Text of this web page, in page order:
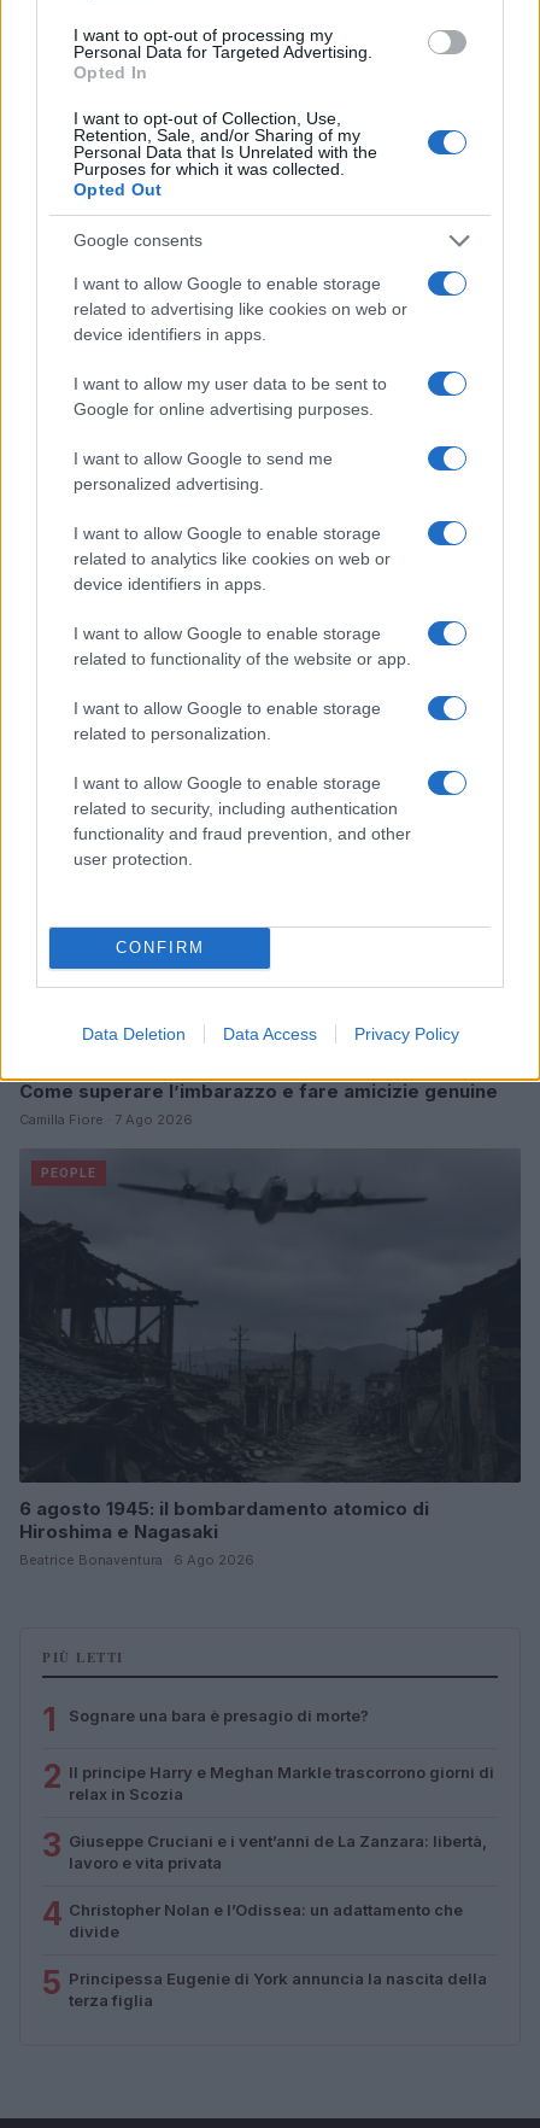
I want to opt-out of processing my
Personal Data for Targeted Advertising.
Opted In
I want to opt-out of Collection, Use,
Retention, Sale, and/or Sharing of my
Personal Data that Is Unrelated with the
Purposes for which it was collected.
Opted Out
Google consents
I want to allow Google to enable storage
related to advertising like cookies on web or
device identifiers in apps.
I want to allow my user data to be sent to
Google for online advertising purposes.
I want to allow Google to send me
personalized advertising.
I want to allow Google to enable storage
related to analytics like cookies on web or
device identifiers in apps.
I want to allow Google to enable storage
related to functionality of the website or app.
I want to allow Google to enable storage
related to personalization.
I want to allow Google to enable storage
related to security, including authentication
functionality and fraud prevention, and other
user protection.
CONFIRM
Data Deletion Data Access Privacy Policy
Continua a leggere
PEOPLE
Tom Holland e Zendaya: la cerimonia privata e il party
blindato nel Regno Unito
Camilla Fiore · 7 Ago 2026
Come superare l’imbarazzo e fare amicizie genuine
Camilla Fiore · 7 Ago 2026
PEOPLE
6 agosto 1945: il bombardamento atomico di
Hiroshima e Nagasaki
Beatrice Bonaventura · 6 Ago 2026
PIÙ LETTI
1 Sognare una bara è presagio di morte?
2 Il principe Harry e Meghan Markle trascorrono giorni di
relax in Scozia
3 Giuseppe Cruciani e i vent’anni de La Zanzara: libertà,
lavoro e vita privata
4 Christopher Nolan e l’Odissea: un adattamento che
divide
5 Principessa Eugenie di York annuncia la nascita della
terza figlia